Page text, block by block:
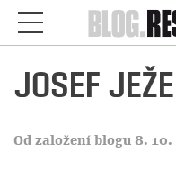
JOSEF
Od založení blogu 8.